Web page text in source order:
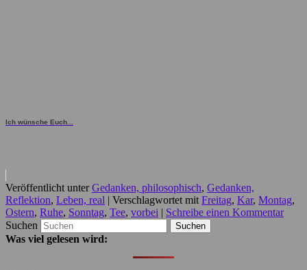
Ich wünsche Euch...
Veröffentlicht unter Gedanken, philosophisch, Gedanken,
Reflektion, Leben, real | Verschlagwortet mit Freitag, Kar, Montag,
Ostern, Ruhe, Sonntag, Tee, vorbei | Schreibe einen Kommentar
Suchen
Was viel gelesen wird: